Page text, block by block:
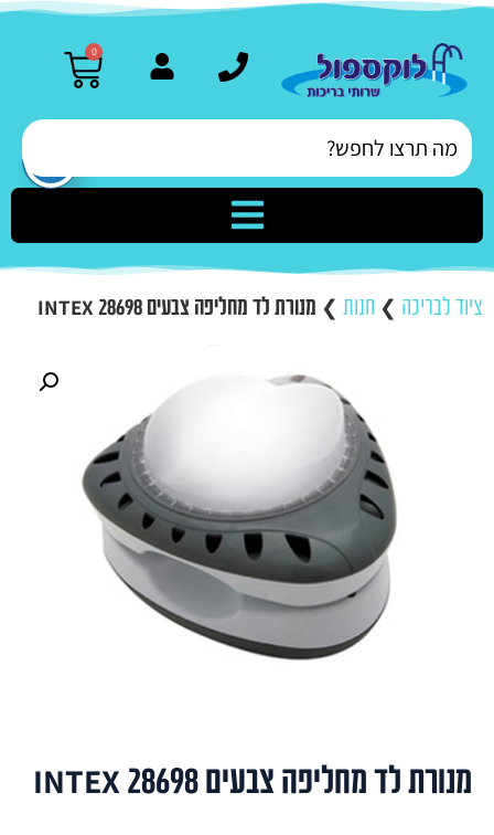
0
ציוד לבריכה ❯ חנות ❯ מנורת לד מחליפה צבעים INTEX 28698
מנורת לד מחליפה צבעים INTEX 28698